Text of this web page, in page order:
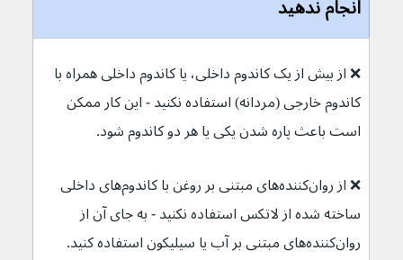
انجام ندهید
❌ از بیش از یک کاندوم داخلی، یا کاندوم داخلی همراه با
کاندوم خارجی (مردانه) استفاده نکنید - این کار ممکن
است باعث پاره شدن یکی یا هر دو کاندوم شود.
❌
از روان‌کننده‌های مبتنی بر روغن با کاندوم‌های داخلی
ساخته شده از لاتکس استفاده نکنید - به جای آن از
روان‌کننده‌های مبتنی بر آب یا سیلیکون استفاده کنید.